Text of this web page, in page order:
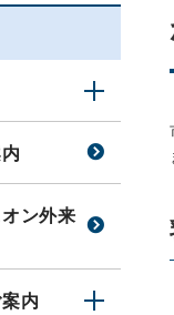
ン外来
内